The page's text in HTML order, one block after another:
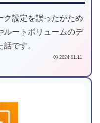
ク設定を誤ったがため
ルートボリュームのデ
です。
2024.01.11